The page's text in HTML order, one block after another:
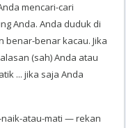
mencari-cari
Anda. Anda duduk di
benar kacau. Jika
(sah) Anda atau
... jika saja Anda
atau-mati — rekan